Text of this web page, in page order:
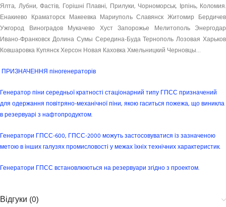
Ялта, Лубни, Фастів, Горішні Плавні, Прилуки, Чорноморськ, Ірпінь, Коломия.
Енакиево Краматорск Макеевка Мариуполь Славянск Житомир Бердичев
Ужгород Виноградов Мукачево Хуст Запорожье Мелитополь Энергодар
Ивано-Франковск Долина Сумы Середина-Буда Тернополь Лозовая Харьков
Ковшаровка Купянск Херсон Новая Каховка Хмельницкий Черновцы…
ПРИЗНАЧЕННЯ піногенераторів
Генератор піни середньої кратності стаціонарний типу ГПСС призначений
для одержання повітряно-механічної піни, якою гаситься пожежа, що виникла
в резервуарі з нафтопродуктом.
Генератори ГПСС-600, ГПСС-2000 можуть застосовуватися із зазначеною
метою в інших галузях промисловості у межах їхніх технічних характеристик.
Генератори ГПСС встановлюються на резервуари згідно з проектом.
Відгуки (0)